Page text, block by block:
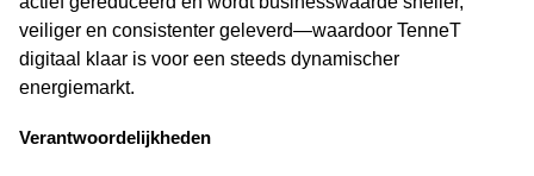
veiliger en consistenter geleverd—waardoor TenneT
digitaal klaar is voor een steeds dynamischer
energiemarkt.
Verantwoordelijkheden